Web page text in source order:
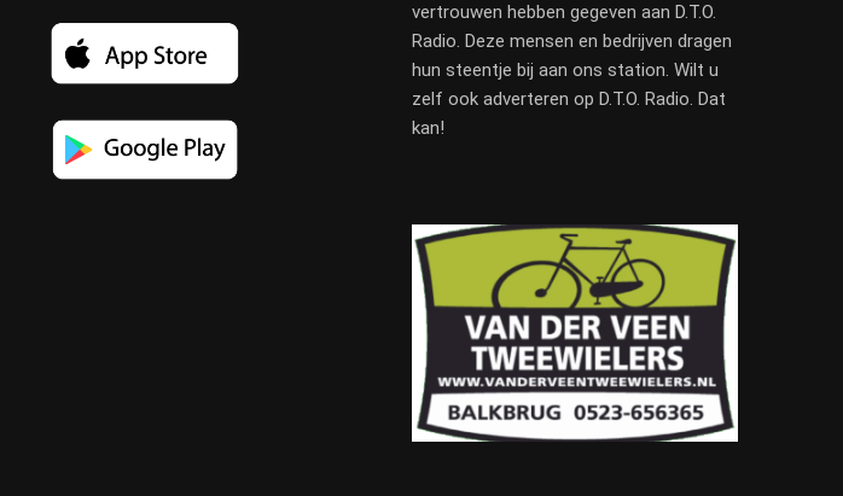
vertrouwen hebben gegeven aan D.T.O.
Radio. Deze mensen en bedrijven dragen
hun steentje bij aan ons station. Wilt u
zelf ook adverteren op D.T.O. Radio. Dat
kan!